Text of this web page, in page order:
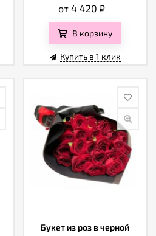
от 4 420 ₽
В корзину
Купить в 1 клик
Букет из роз в черной